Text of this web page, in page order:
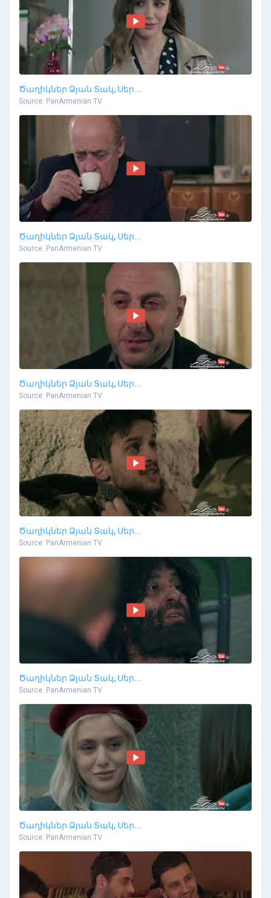
Ծաղիկներ Ձյան Տակ, Սեր...
Source: PanArmenian TV
Ծաղիկներ Ձյան Տակ, Սեր...
Source: PanArmenian TV
Ծաղիկներ Ձյան Տակ, Սեր...
Source: PanArmenian TV
Ծաղիկներ Ձյան Տակ, Սեր...
Source: PanArmenian TV
Ծաղիկներ Ձյան Տակ, Սեր...
Source: PanArmenian TV
Ծաղիկներ Ձյան Տակ, Սեր...
Source: PanArmenian TV